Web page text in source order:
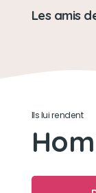
Câline et
un bouchon
Son loisir
regarder les
Les amis
Ils lui rendent